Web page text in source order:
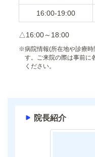
16:00-19:00
△16:00～18:00
※病院情報(所在地や診療
す。ご来院の際は事前に
ください。
院長紹介